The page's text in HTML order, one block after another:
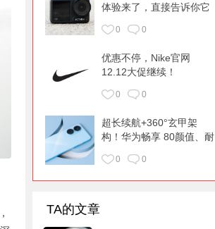
体验来了，直接告诉你它
0 0
优惠不停，Nike官网
12.12大促继续！
0 0
超长续航+360°玄甲架
构！华为畅享 80颜值、耐
0 0
TA的文章